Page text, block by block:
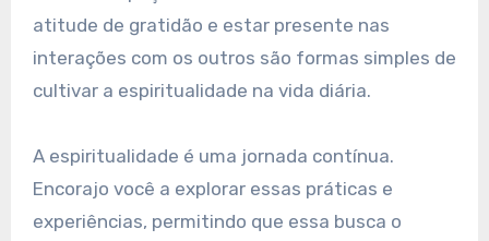
atitude de gratidão e estar presente nas
interações com os outros são formas simples de
cultivar a espiritualidade na vida diária.
A espiritualidade é uma jornada contínua.
Encorajo você a explorar essas práticas e
experiências, permitindo que essa busca o